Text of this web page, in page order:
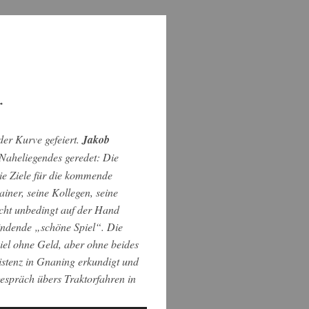
Kurve gefeiert. Jakob
geredet: Die
Ziele für die kommende
seine Kollegen, seine
unbedingt auf der Hand
„schöne Spiel“. Die
ohne Geld, aber ohne beides
in Gnaning erkundigt und
übers Traktorfahren in